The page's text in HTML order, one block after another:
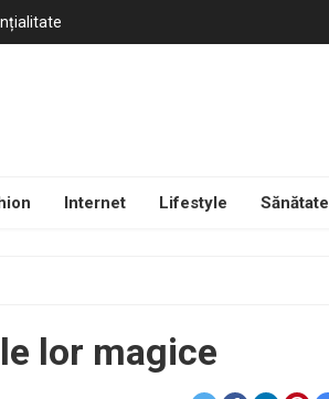
Internet Lifestyle Sănătate
lor magice